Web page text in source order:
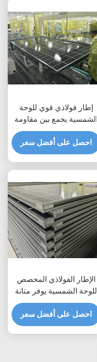
إطار فولاذي قوي للوحة
الشمسية يجمع بين مقاومة
التآكل العالية والصفات
المرنة الشاملة لدعم الطاقة
الشمسية
احصل على أفضل سعر
الإطار الفولاذي المخصص
للوحة الشمسية يوفر متانة
قوية ومرونة متعددة
الاستخدامات لتركيبات
الطاقة الشمسية
احصل على أفضل سعر